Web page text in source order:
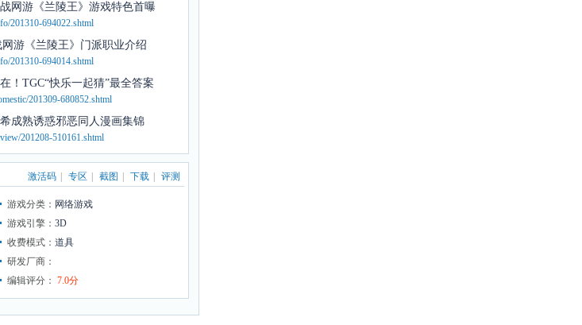
网游《兰陵王》游戏特色首曝
201310-694022.shtml
游《兰陵王》门派职业介绍
201310-694014.shtml
！TGC“快乐一起猜”最全答案
201309-680852.shtml
成熟诱惑邪恶同人漫画集锦
201208-510161.shtml
激活码 专区 截图 下载 评测
游戏分类： 网络游戏
游戏引擎： 3D
收费模式： 道具
研发厂商：
编辑评分： 7.0分